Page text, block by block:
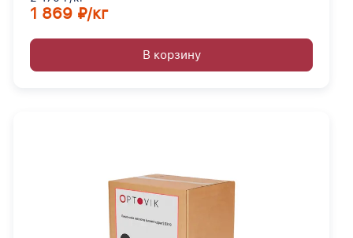
1 869 ₽/кг
В корзину